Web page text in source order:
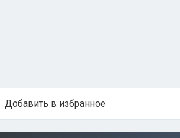
Добавить в избранное
Тема в избранном